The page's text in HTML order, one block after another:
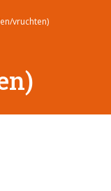
vruchten)